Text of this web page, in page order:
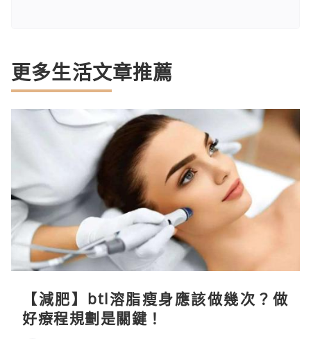
更多生活文章推薦
【減肥】btl溶脂瘦身應該做幾次？做
好療程規劃是關鍵！